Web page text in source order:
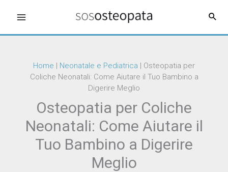
Home | Neonatale e Pediatrica | Osteopatia per
Coliche Neonatali: Come Aiutare il Tuo Bambino a
Digerire Meglio
Osteopatia per Coliche
Neonatali: Come Aiutare il
Tuo Bambino a Digerire
Meglio